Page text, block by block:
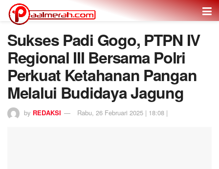
Sukses Padi Gogo, PTPN IV
Regional III Bersama Polri
Perkuat Ketahanan Pangan
Melalui Budidaya Jagung
by REDAKSI Rabu, 26 Februari 2025 | 18:08 |